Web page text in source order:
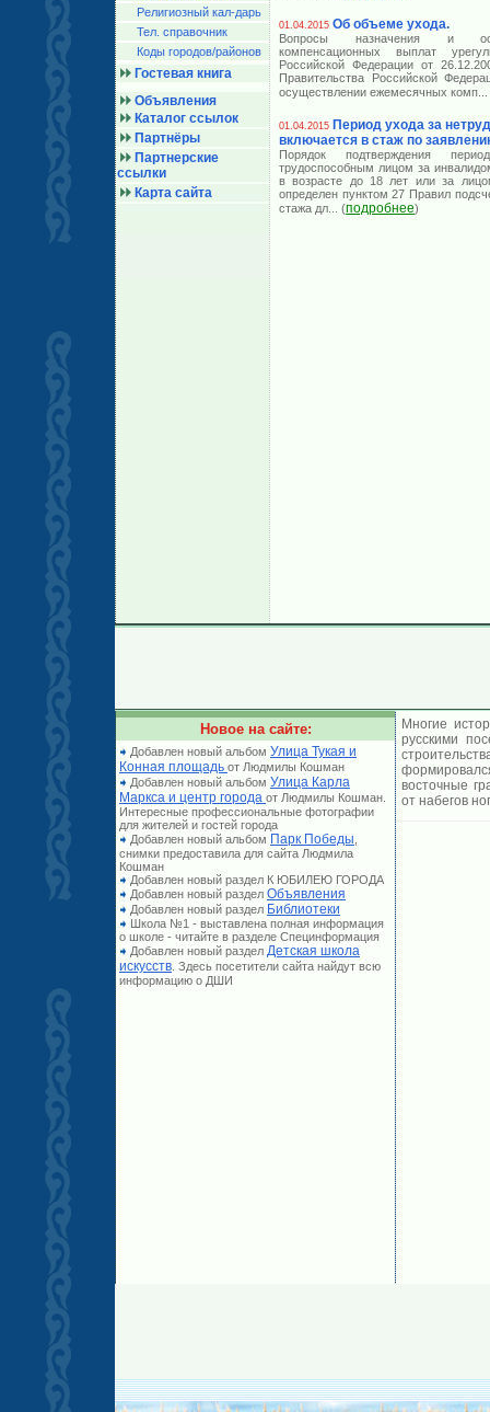
Религиозный кал-дарь
Тел. справочник
Коды городов/райoнов
Гостевая книга
Объявления
Каталог ссылок
Партнёры
Партнерские
ссылки
Карта сайта
01.04.2015 Об объеме ухода.
Вопросы назначения и
компенсационных выплат
Российской Федерации от
Правительства Российской
осуществлении ежемесячных комп
01.04.2015 Период ухода за
включается в стаж по
Порядок подтверждения
трудоспособным лицом за
в возрасте до 18 лет или за
определен пунктом 27 Правил
стажа дл ... (подробнее)
Новое на сайте:
Добавлен новый альбом Улица Тукая и
Конная площадь от Людмилы Кошман
Добавлен новый альбом Улица Карла
Маркса и центр города от Людмилы Кошман.
Интересные профессиональные фотографии
для жителей и гостей города
Добавлен новый альбом Парк Победы
снимки предоставила для сайта Людмила
Кошман
Добавлен новый раздел К ЮБИЛЕЮ ГОРОДА
Добавлен новый раздел Объявления
Добавлен новый раздел Библиотеки
Школа №1 - выставлена полная информация
о школе - читайте в разделе Специнформация
Добавлен новый раздел Детская школа
искусств . Здесь посетители сайта найдут всю
информацию о ДШИ
Многие
русскими
восточные
от набегов